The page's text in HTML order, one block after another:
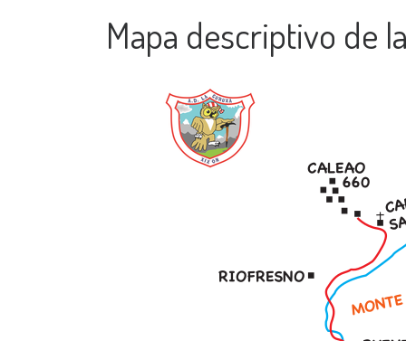
Mapa descriptivo de